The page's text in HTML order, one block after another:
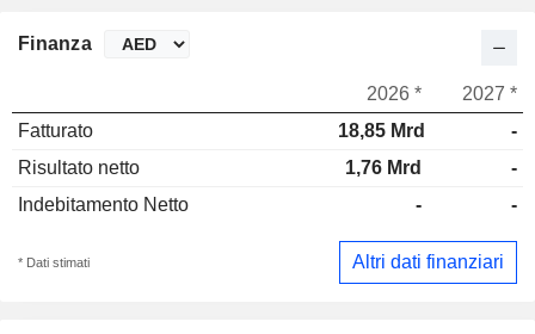
Finanza
2026 *
2027 *
Fatturato
18,85 Mrd
-
Risultato netto
1,76 Mrd
-
Indebitamento Netto
- -
* Dati stimati Altri dati finanziari